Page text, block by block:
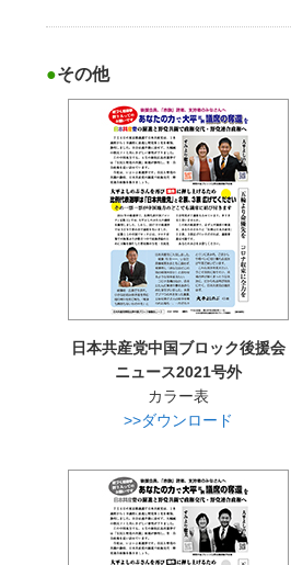
その他
日本共産党中国ブロック後援会
ニュース2021号外
カラー表
>>ダウンロード